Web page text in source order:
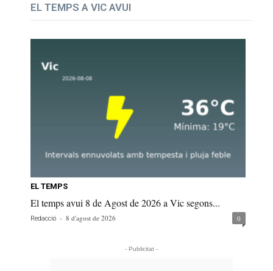
EL TEMPS A VIC AVUI
EL TEMPS
El temps avui 8 de Agost de 2026 a Vic segons...
Redacció - 8 d'agost de 2026 0
- Publicitat -